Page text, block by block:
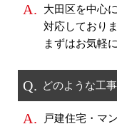
A.
大田区を中心
対応しておりま
まずはお気軽
Q. どのような工
A.
戸建住宅・マ